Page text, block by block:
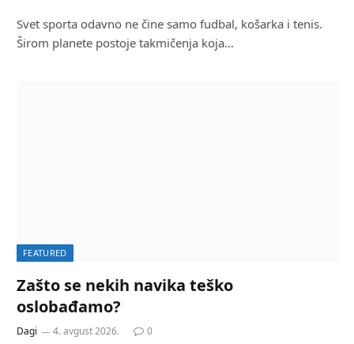
Svet sporta odavno ne čine samo fudbal, košarka i tenis.
Širom planete postoje takmičenja koja…
FEATURED
Zašto se nekih navika teško
oslobađamo?
Dagi 4. avgust 2026. 0